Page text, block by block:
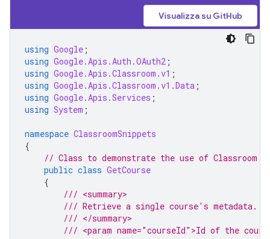
Visualizza su GitHub
using Google ;
using Google.Apis.Auth.OAuth2 ;
using Google.Apis.Classroom.v1 ;
using Google.Apis.Classroom.v1.Data ;
using Google.Apis.Services ;
using System ;
namespace ClassroomSnippets
{
// Class to demonstrate the use of Classroom
public class GetCourse
{
/// <summary>
/// Retrieve a single course's metadata.
/// </summary>
/// <param name="courseId">Id of the